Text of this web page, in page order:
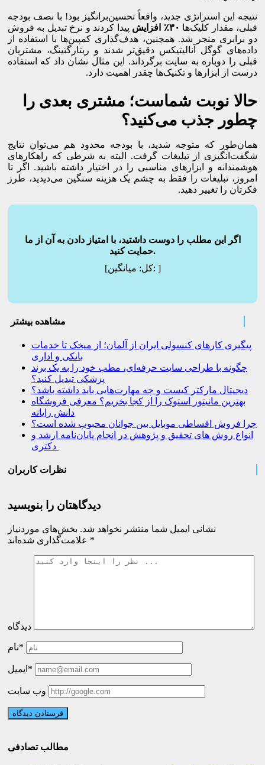
نتیجه این استراتژی جدید، واقعاً تحسین‌برانگیز بود! با نصف بودجه
قبلی، مقدار کلیک‌ها ۳۰٪ افزایش
پیدا کردند و نرخ تبدیل به فروش
دو برابری منجر شد. همچنین، هدف‌گذاری کمپین‌ها با استفاده از
داده‌های گوگل آنالیتیکس دقیق‌تر شدند و ریتارگتینگ، مشتریان
قبلی را دوباره به سایت برگرداند. این مثال نشان داد که استفاده
درست از ابزارها و تکنیک‌ها چقدر اهمیت دارد.
حالا نوبت شماست؛ مشتری بعدی را
چطور جذب می‌کنید؟
همان‌طور که متوجه شدید، با بودجه محدود هم می‌توان نتایج
شگفت‌انگیزی از تبلیغات گرفت. البته به شرطی که راهکارهای
هوشمندانه و ابزارهای مناسبی را در اختیار داشته باشید. اگر تا
امروز، تبلیغات را فقط به چشم یک هزینه سنگین می‌دیدید، طرز
فکرتان را تغییر دهید.
اگر این مطلب را دوست داشتید، با امتیاز دادن به آن از ما
حمایت کنید.
[کل:میانگین: ]
مشاهده بیشتر
پیگیری کارهای کنسولی ایران از آلمان؛ از میخک تا خدمات
بانکی و اداری
چگونه با طراحی سایت حرفه‌ای، مطب خود را به یک برند
پزشکی تبدیل کنید؟
دیجیتال مارکتر کیست و چه مهارت‌هایی باید داشته باشد؟
بهترین مانیتور استوک را از کجا بخریم؟ معرفی فروشگاه
دانش رایانه
چرا فروش اقساطی موبایل بین جوانان محبوب شده است؟
انواع روش های تحقیق و پژوهش در انجام پایان‌نامه ارشد و
نظرات کاربران
دیدگاهتان را بنویسید
نشانی ایمیل شما منتشر نخواهد شد. بخش‌های موردنیاز
*
دیدگاه
نام*
ایمیل*
وب سایت
مطالب تصادفی